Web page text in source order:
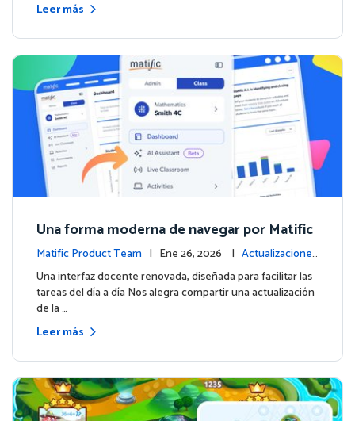
Leer más
Una forma moderna de navegar por Matific
Matific Product Team | Ene 26, 2026 | Actualizaciones
de la plataforma
Una interfaz docente renovada, diseñada para facilitar las
tareas del día a día Nos alegra compartir una actualización
de la …
Leer más